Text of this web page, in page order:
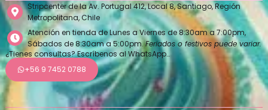
Stripcenter de la Av. Portugal 412, Local 8, Santiago, Región
Metropolitana, Chile
Atención en tienda de Lunes a Viernes de 8:30am a 7:00pm,
Sábados de 8:30am a 5:00pm.Feriados o festivos puede variar.
¿Tienes consultas? Escríbenos al WhatsApp…
+56 9 7452 0788